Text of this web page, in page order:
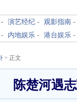
- 演艺经纪 - 观影指南 -
- 内地娱乐 - 港台娱乐 -
> 正文
陈楚河遇